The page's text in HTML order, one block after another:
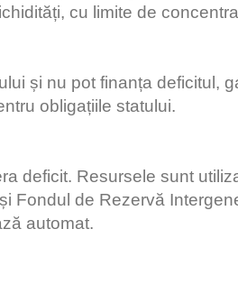
cu limite de
și nu pot finanța deficitul,
obligațiile statului.
deficit. Resursele sunt
Fondul de Rezervă
automat.